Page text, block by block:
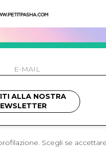
ALLA NOSTRA
Scegli se